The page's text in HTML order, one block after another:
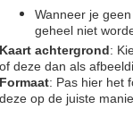
Wanneer je
geheel niet
Kaart achtergrond:
of deze dan als
Formaat: Pas hier het
deze op de juiste